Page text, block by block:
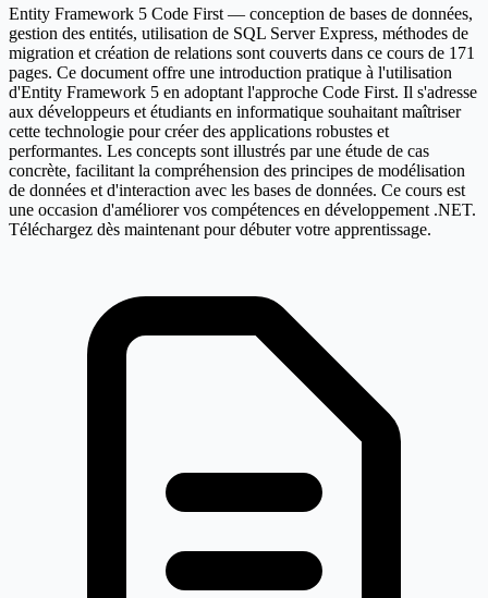
Entity Framework 5 Code First — conception de bases de données,
gestion des entités, utilisation de SQL Server Express, méthodes de
migration et création de relations sont couverts dans ce cours de 171
pages. Ce document offre une introduction pratique à l'utilisation
d'Entity Framework 5 en adoptant l'approche Code First. Il s'adresse
aux développeurs et étudiants en informatique souhaitant maîtriser
cette technologie pour créer des applications robustes et
performantes. Les concepts sont illustrés par une étude de cas
concrète, facilitant la compréhension des principes de modélisation
de données et d'interaction avec les bases de données. Ce cours est
une occasion d'améliorer vos compétences en développement .NET.
Téléchargez dès maintenant pour débuter votre apprentissage.